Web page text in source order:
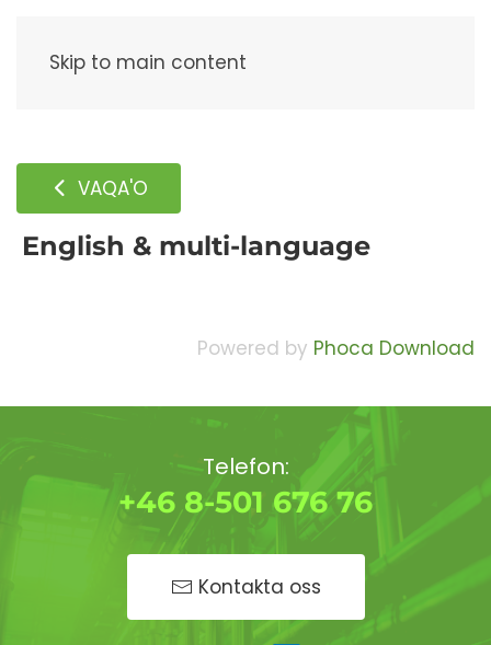
Skip to main content
VAQA'O
English & multi-language
Powered by Phoca Download
Telefon:
+46 8-501 676 76
Kontakta oss